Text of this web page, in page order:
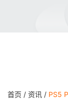
首页 / 资讯 /